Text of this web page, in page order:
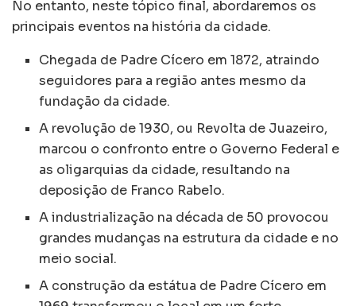
No entanto, neste tópico final, abordaremos os
principais eventos na história da cidade.
Chegada de Padre Cícero em 1872, atraindo
seguidores para a região antes mesmo da
fundação da cidade.
A revolução de 1930, ou Revolta de Juazeiro,
marcou o confronto entre o Governo Federal e
as oligarquias da cidade, resultando na
deposição de Franco Rabelo.
A industrialização na década de 50 provocou
grandes mudanças na estrutura da cidade e no
meio social.
A construção da estátua de Padre Cícero em